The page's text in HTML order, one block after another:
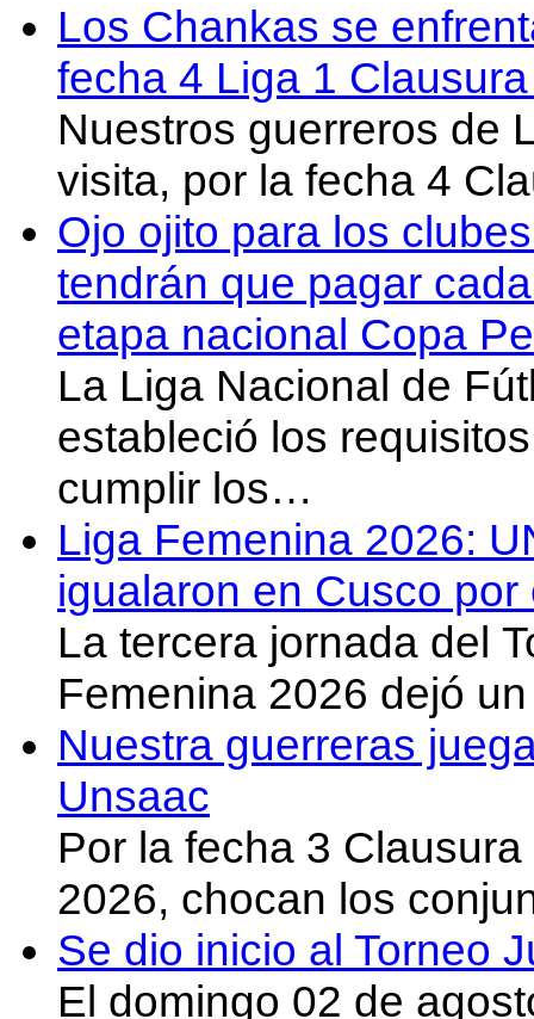
Los Chankas se
fecha 4 Liga 1
Nuestros guerreros de
visita, por la fecha 4
Ojo ojito para los
tendrán que pagar
etapa nacional Copa
La Liga Nacional de
estableció los
cumplir los…
Liga Femenina 2026:
igualaron en Cusco
La tercera jornada del
Femenina 2026 dejó
Nuestra guerreras
Unsaac
Por la fecha 3
2026, chocan los
Se dio inicio al Torneo
El domingo 02 de